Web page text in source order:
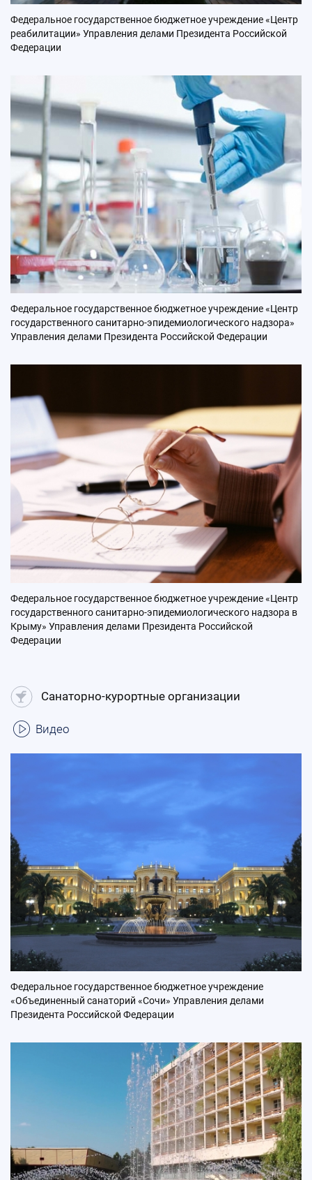
Федеральное государственное бюджетное учреждение «Центр
реабилитации» Управления делами Президента Российской
Федерации
Федеральное государственное бюджетное учреждение «Центр
государственного санитарно-эпидемиологического надзора»
Управления делами Президента Российской Федерации
Федеральное государственное бюджетное учреждение «Центр
государственного санитарно-эпидемиологического надзора в
Крыму» Управления делами Президента Российской
Федерации
Санаторно-курортные организации
Видео
Федеральное государственное бюджетное учреждение
«Объединенный санаторий «Сочи» Управления делами
Президента Российской Федерации